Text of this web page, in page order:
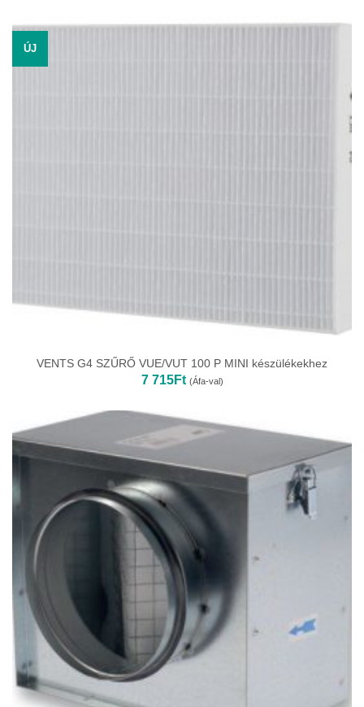
742Ft
ÚJ
VENTS G4 SZŰRŐ VUE/VUT 100 P MINI készülékekhez
7 715Ft (Áfa-val)